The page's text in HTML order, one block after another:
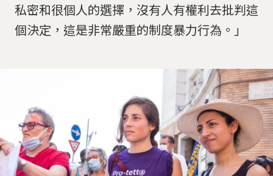
私密和很個人的選擇，沒有人有權利去批判這
個決定，這是非常嚴重的制度暴力行為。」